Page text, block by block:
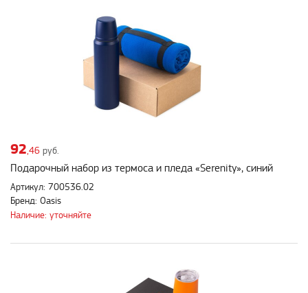
92,46 руб.
Подарочный набор из термоса и пледа «Serenity», синий
Артикул: 700536.02
Бренд: Oasis
Наличие: уточняйте